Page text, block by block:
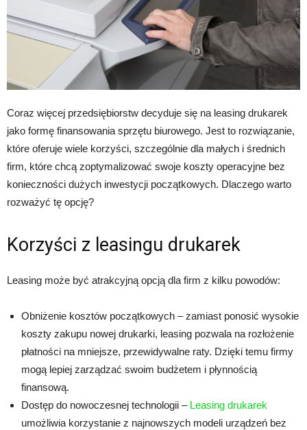
Coraz więcej przedsiębiorstw decyduje się na leasing drukarek
jako formę finansowania sprzętu biurowego. Jest to rozwiązanie,
które oferuje wiele korzyści, szczególnie dla małych i średnich
firm, które chcą zoptymalizować swoje koszty operacyjne bez
konieczności dużych inwestycji początkowych. Dlaczego warto
rozważyć tę opcję?
Korzyści z leasingu drukarek
Leasing może być atrakcyjną opcją dla firm z kilku powodów:
Obniżenie kosztów początkowych – zamiast ponosić wysokie
koszty zakupu nowej drukarki, leasing pozwala na rozłożenie
płatności na mniejsze, przewidywalne raty. Dzięki temu firmy
mogą lepiej zarządzać swoim budżetem i płynnością
finansową.
Dostęp do nowoczesnej technologii – Leasing drukarek
umożliwia korzystanie z najnowszych modeli urządzeń bez